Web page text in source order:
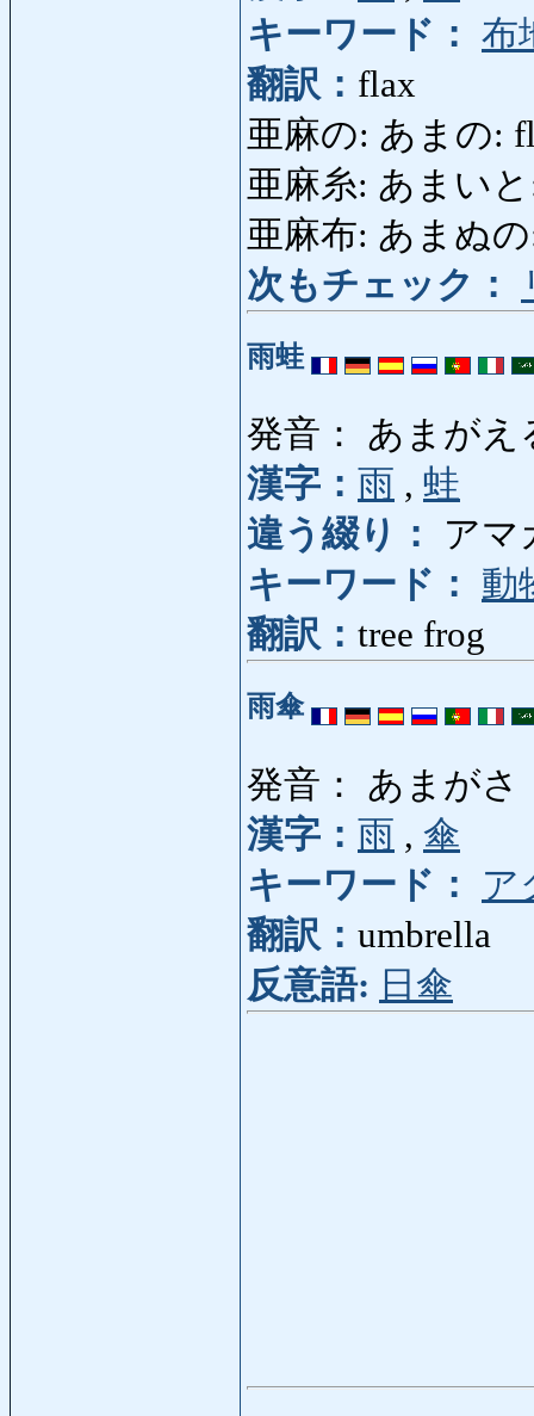
キーワード： 布
翻訳： flax
亜麻の: あまの:
亜麻糸: あまい
亜麻布: あまぬ
次もチェック：
雨蛙
発音： あまがえ
漢字： 雨 , 蛙
違う綴り：
アマ
キーワード：
動
翻訳： tree frog
雨傘
発音： あまがさ
漢字： 雨 , 傘
キーワード：
ア
翻訳： umbrella
反意語: 日傘